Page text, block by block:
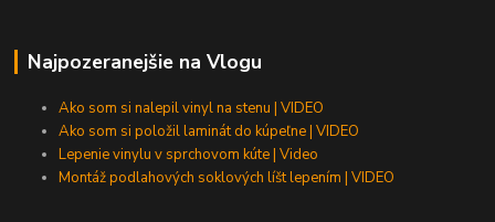
Najpozeranejšie na Vlogu
Ako som si nalepil vinyl na stenu | VIDEO
Ako som si položil laminát do kúpeľne | VIDEO
Lepenie vinylu v sprchovom kúte | Video
Montáž podlahových soklových líšt lepením | VIDEO